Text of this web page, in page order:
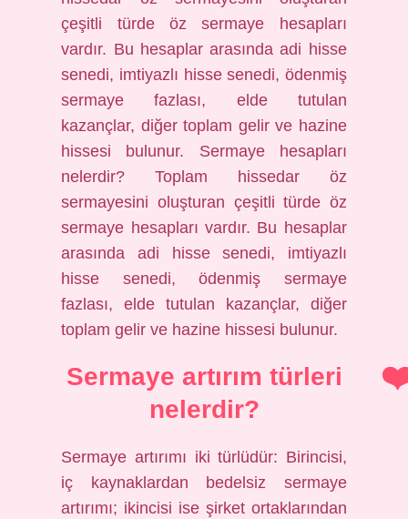
çeşitli türde öz sermaye hesapları
vardır. Bu hesaplar arasında adi hisse
senedi, imtiyazlı hisse senedi, ödenmiş
sermaye fazlası, elde tutulan
kazançlar, diğer toplam gelir ve hazine
hissesi bulunur. Sermaye hesapları
nelerdir? Toplam hissedar öz
sermayesini oluşturan çeşitli türde öz
sermaye hesapları vardır. Bu hesaplar
arasında adi hisse senedi, imtiyazlı
hisse senedi, ödenmiş sermaye
fazlası, elde tutulan kazançlar, diğer
toplam gelir ve hazine hissesi bulunur.
Sermaye artırım türleri
nelerdir?
Sermaye artırımı iki türlüdür: Birincisi,
iç kaynaklardan bedelsiz sermaye
artırımı; ikincisi ise şirket ortaklarından